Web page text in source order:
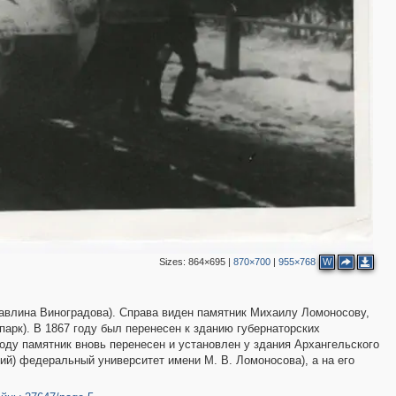
Sizes: 864×695| 870×700| 955×768 W
Виноградова). Справа виден памятник Михаилу Ломоносову,
В 1867 году был перенесен к зданию губернаторских
памятник вновь перенесен и установлен у здания Архангельского
федеральный университет имени М. В. Ломоносова), а на его